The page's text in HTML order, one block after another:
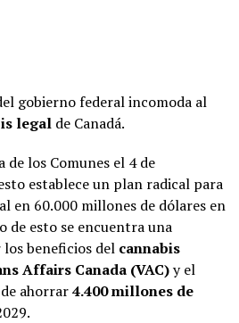
gobierno federal incomoda al
legal de Canadá.
de los Comunes el 4 de
establece un plan radical para
en 60.000 millones de dólares en
de esto se encuentra una
beneficios del cannabis
Affairs Canada (VAC)y el
ahorrar4.400 millones de